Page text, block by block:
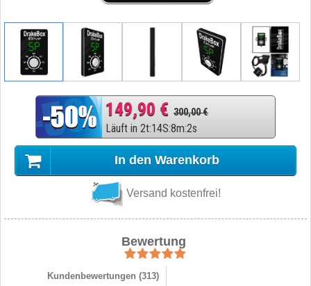
149,90 € 300,00 €
Läuft in 2t:14S:8m:1s
In den Warenkorb
Versand kostenfrei!
Bewertung
Kundenbewertungen (313)